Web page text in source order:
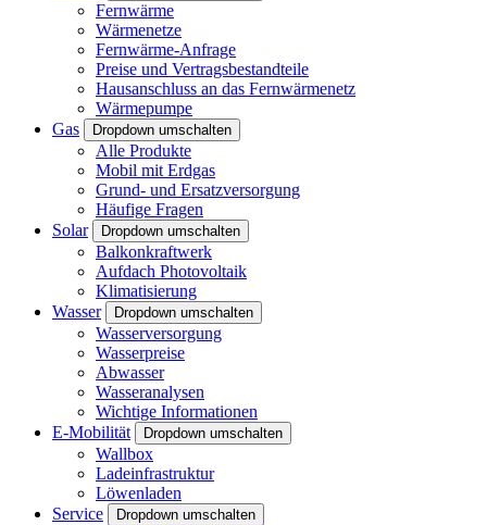
Fernwärme
Wärmenetze
Fernwärme-Anfrage
Preise und Vertragsbestandteile
Hausanschluss an das Fernwärmenetz
Wärmepumpe
Gas
Dropdown umschalten
Alle Produkte
Mobil mit Erdgas
Grund- und Ersatzversorgung
Häufige Fragen
Solar
Dropdown umschalten
Balkonkraftwerk
Aufdach Photovoltaik
Klimatisierung
Wasser
Dropdown umschalten
Wasserversorgung
Wasserpreise
Abwasser
Wasseranalysen
Wichtige Informationen
E-Mobilität
Dropdown umschalten
Wallbox
Ladeinfrastruktur
Löwenladen
Service
Dropdown umschalten